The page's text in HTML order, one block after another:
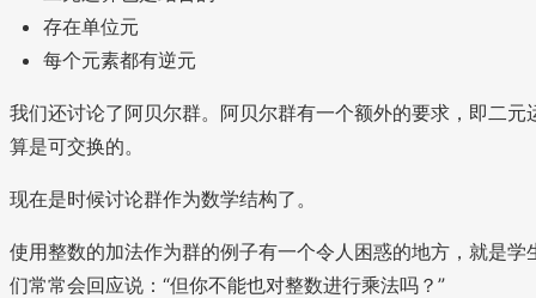
存在单位元
每个元素都有逆元
我们还讨论了阿贝尔群。阿贝尔群有一个额外的要求，即二元
算是可交换的。
现在是时候讨论群作为数学结构了。
使用整数的加法作为群的例子有一个令人困惑的地方，就是学
们常常会回应说：“但你不能也对整数进行乘法吗？”